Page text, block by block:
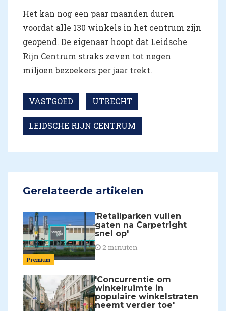
Het kan nog een paar maanden duren
voordat alle 130 winkels in het centrum zijn
geopend. De eigenaar hoopt dat Leidsche
Rijn Centrum straks zeven tot negen
miljoen bezoekers per jaar trekt.
VASTGOED UTRECHT
LEIDSCHE RIJN CENTRUM
Gerelateerde artikelen
Premium
'Retailparken vullen
gaten na Carpetright
snel op'
2 minuten
'Concurrentie om
winkelruimte in
populaire winkelstraten
neemt verder toe'